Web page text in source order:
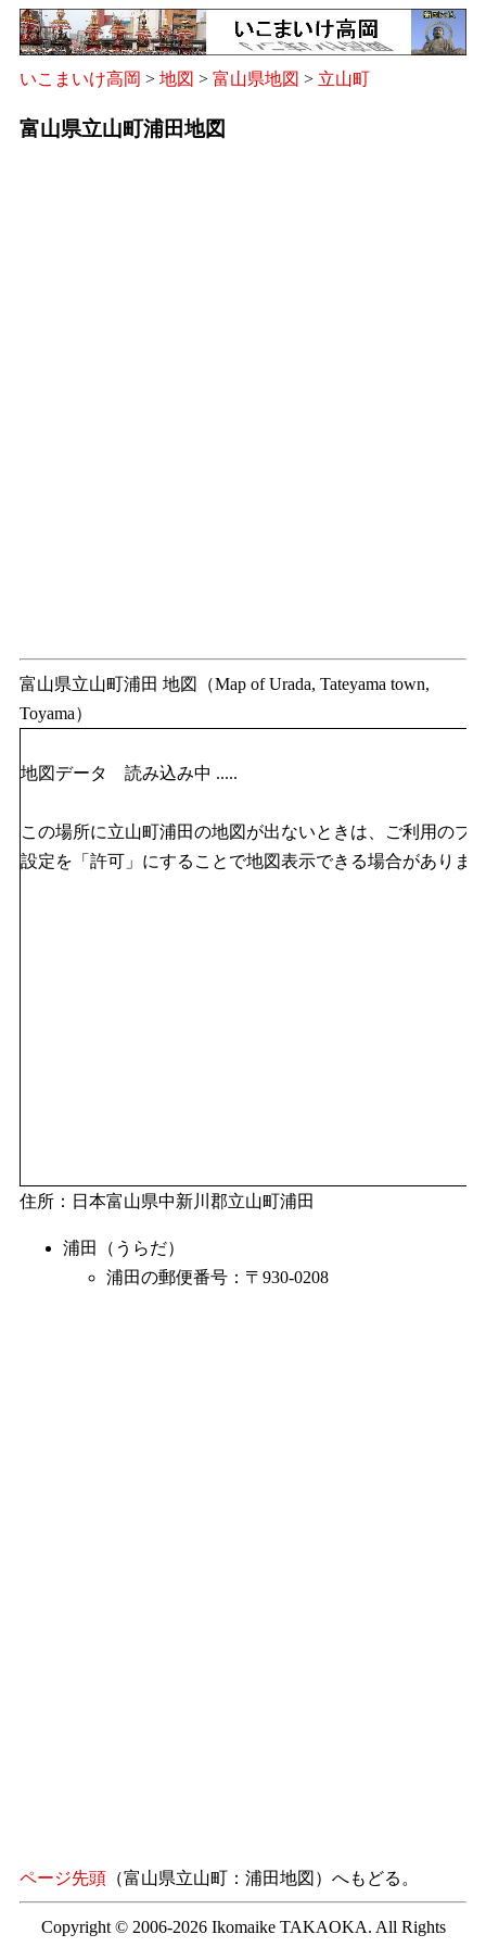
いこまいけ高岡 > 地図 > 富山県地図 > 立山町
富山県立山町浦田地図
富山県立山町浦田 地図（Map of Urada, Tateyama town,
Toyama）
地図データ 読み込み中 .....
この場所に立山町浦田の地図が出ないときは、ご利用のブ
設定を「許可」にすることで地図表示できる場合がありま
住所：日本富山県中新川郡立山町浦田
浦田（うらだ）
浦田の郵便番号：〒930-0208
ページ先頭 （富山県立山町：浦田地図）へもどる。
Copyright © 2006-2026 Ikomaike TAKAOKA. All Rights